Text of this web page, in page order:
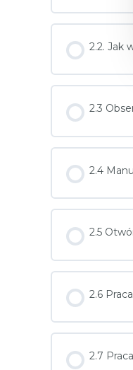
2.2. Jak
2.3
2.4
2.5
2.6
2.7